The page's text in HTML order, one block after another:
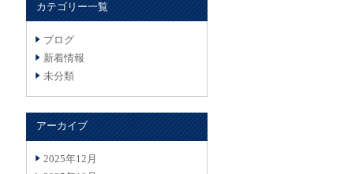
カテゴリー一覧
ブログ
新着情報
未分類
アーカイブ
2025年12月